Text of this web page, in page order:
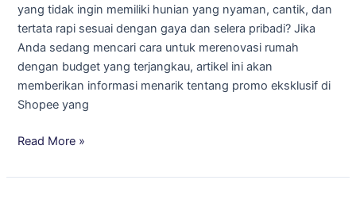
yang tidak ingin memiliki hunian yang nyaman, cantik, dan
tertata rapi sesuai dengan gaya dan selera pribadi? Jika
Anda sedang mencari cara untuk merenovasi rumah
dengan budget yang terjangkau, artikel ini akan
memberikan informasi menarik tentang promo eksklusif di
Shopee yang
Jadi
Indah!
Read More »